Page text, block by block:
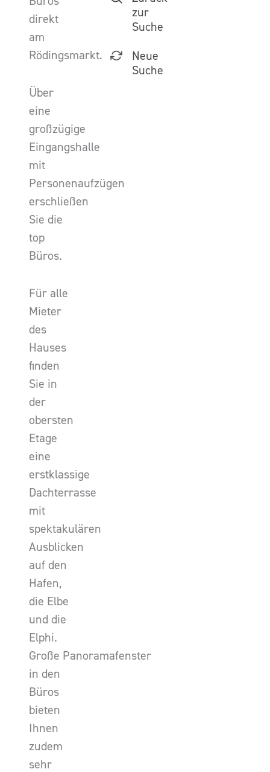
direkt
am
Rödingsmarkt.
Über
eine
großzügige
Eingangshalle
mit
Personenaufzügen
erschließen
Sie die
top
Büros.
Für alle
Mieter
des
Hauses
finden
Sie in
der
obersten
Etage
eine
erstklassige
Dachterrasse
mit
spektakulären
Ausblicken
auf den
Hafen,
die Elbe
und die
Elphi.
Große Panoramafenster
in den
Büros
bieten
Ihnen
zudem
sehr
zur
Suche
Neue
Suche